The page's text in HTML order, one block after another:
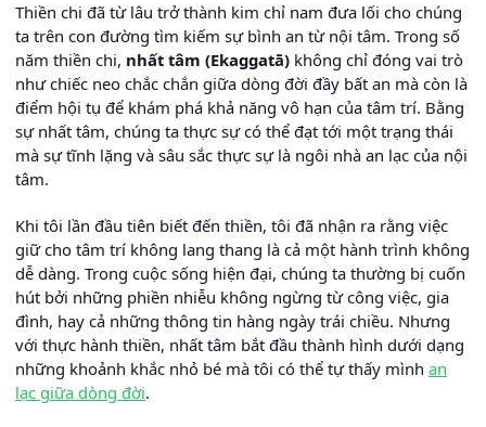
Thiền chi đã từ lâu trở thành kim chỉ nam đưa lối cho chúng
ta trên con đường tìm kiếm sự bình an từ nội tâm. Trong số
năm thiền chi, nhất tâm (Ekaggatā) không chỉ đóng vai trò
như chiếc neo chắc chắn giữa dòng đời đầy bất an mà còn là
điểm hội tụ để khám phá khả năng vô hạn của tâm trí. Bằng
sự nhất tâm, chúng ta thực sự có thể đạt tới một trạng thái
mà sự tĩnh lặng và sâu sắc thực sự là ngôi nhà an lạc của nội
tâm.
Khi tôi lần đầu tiên biết đến thiền, tôi đã nhận ra rằng việc
giữ cho tâm trí không lang thang là cả một hành trình không
dễ dàng. Trong cuộc sống hiện đại, chúng ta thường bị cuốn
hút bởi những phiền nhiễu không ngừng từ công việc, gia
đình, hay cả những thông tin hàng ngày trái chiều. Nhưng
với thực hành thiền, nhất tâm bắt đầu thành hình dưới dạng
những khoảnh khắc nhỏ bé mà tôi có thể tự thấy mình an
lạc giữa dòng đời.